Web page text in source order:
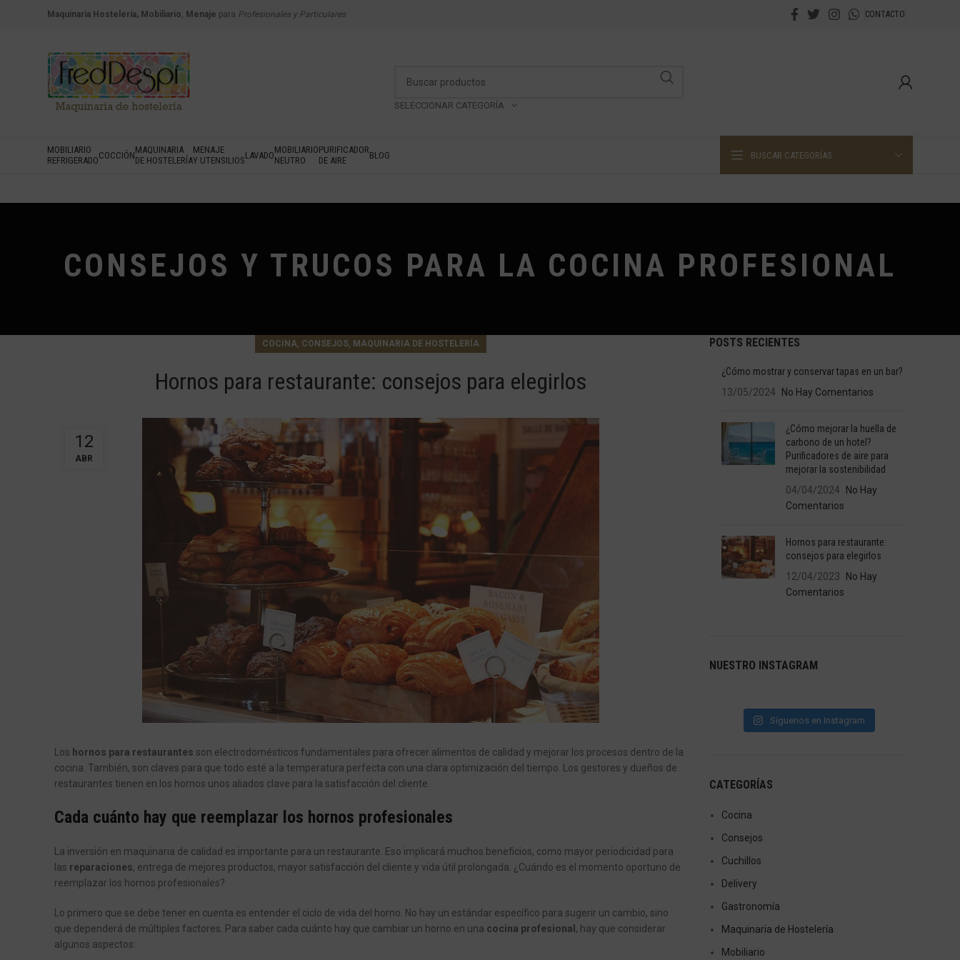
Maquinaria Hostelería, Mobiliario, Menaje para Profesionales y Particulares CONTACTO
SELECCIONAR CATEGORÍA
MOBILIARIO
REFRIGERADOCOCCIÓNMAQUINARIA
DE HOSTELERÍA
MENAJE
Y UTENSILIOSLAVADOMOBILIARIO
NEUTRO
PURIFICADOR
DE AIRE
BLOG BUSCAR CATEGORÍAS
CONSEJOS Y TRUCOS PARA LA COCINA PROFESIONAL
COCINA, CONSEJOS, MAQUINARIA DE HOSTELERÍA
Hornos para restaurante: consejos para elegirlos
12
ABR
Los hornos para restaurantes son electrodomésticos fundamentales para ofrecer alimentos de calidad y mejorar los procesos dentro de la
cocina. También, son claves para que todo esté a la temperatura perfecta con una clara optimización del tiempo. Los gestores y dueños de
restaurantes tienen en los hornos unos aliados clave para la satisfacción del cliente.
Cada cuánto hay que reemplazar los hornos profesionales
La inversión en maquinaria de calidad es importante para un restaurante. Eso implicará muchos beneficios, como mayor periodicidad para
las reparaciones, entrega de mejores productos, mayor satisfacción del cliente y vida útil prolongada. ¿Cuándo es el momento oportuno de
reemplazar los hornos profesionales?
Lo primero que se debe tener en cuenta es entender el ciclo de vida del horno. No hay un estándar específico para sugerir un cambio, sino
que dependerá de múltiples factores. Para saber cada cuánto hay que cambiar un horno en una cocina profesional , hay que considerar
algunos aspectos:
POSTS RECIENTES
¿Cómo mostrar y conservar tapas en un bar?
13/05/2024
No Hay Comentarios
¿Cómo mejorar la huella de
carbono de un hotel?
Purificadores de aire para
mejorar la sostenibilidad
04/04/2024
No Hay
Comentarios
Hornos para restaurante:
consejos para elegirlos
12/04/2023
No Hay
Comentarios
NUESTRO INSTAGRAM
Síguenos en Instagram
CATEGORÍAS
Cocina
Consejos
Cuchillos
Delivery
Gastronomía
Maquinaria de Hostelería
Mobiliario